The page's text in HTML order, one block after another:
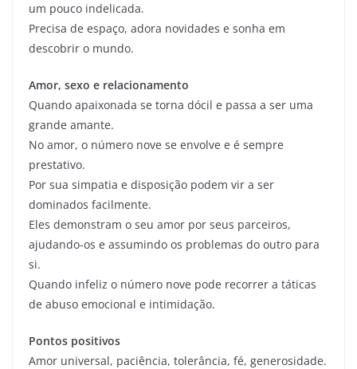
um pouco indelicada.
Precisa de espaço, adora novidades e sonha em
descobrir o mundo.
Amor, sexo e relacionamento
Quando apaixonada se torna dócil e passa a ser uma
grande amante.
No amor, o número nove se envolve e é sempre
prestativo.
Por sua simpatia e disposição podem vir a ser
dominados facilmente.
Eles demonstram o seu amor por seus parceiros,
ajudando-os e assumindo os problemas do outro para
si.
Quando infeliz o número nove pode recorrer a táticas
de abuso emocional e intimidação.
Pontos positivos
Amor universal, paciência, tolerância, fé, generosidade.